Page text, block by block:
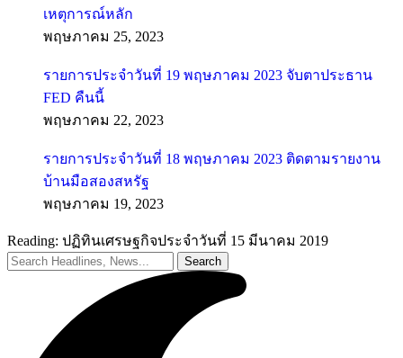
เหตุการณ์หลัก
พฤษภาคม 25, 2023
รายการประจำวันที่ 19 พฤษภาคม 2023 จับตาประธาน
FED คืนนี้
พฤษภาคม 22, 2023
รายการประจำวันที่ 18 พฤษภาคม 2023 ติดตามรายงาน
บ้านมือสองสหรัฐ
พฤษภาคม 19, 2023
Reading: ปฏิทินเศรษฐกิจประจำวันที่ 15 มีนาคม 2019